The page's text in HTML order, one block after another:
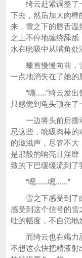
绮云赶紧调整了一
下去，然后加大肉棒
来，雪之下的唇舌温
之上不停地缠绕舔舐
水在吮吸中从嘴角处
螓首慢慢向前，雪
一点地消失在了她的
“嘶.....”绮云发出
只感觉到龟头顶在了
一边将头前后摆动
忌这些，吮吸肉棒
的滋滋声，尽管不
是那般的响亮且淫
致的下巴缓缓流到了
“嗯......嗯......”
雪之下感受到了肉
感受到这个信号的
吐的幅度，不自觉地
而绮云也在竭力忍
不想这么快把精液射